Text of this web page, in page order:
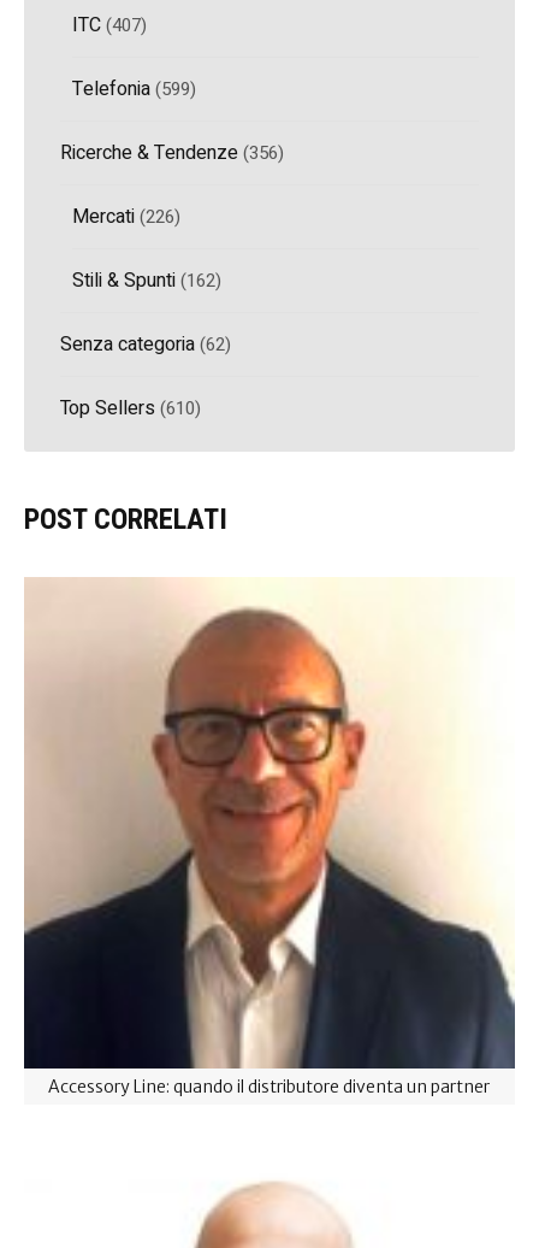
ITC(407)
Telefonia(599)
Ricerche & Tendenze(356)
Mercati(226)
Stili & Spunti(162)
Senza categoria(62)
Top Sellers (610)
POST CORRELATI
Accessory Line: quando il distributore diventa un partner